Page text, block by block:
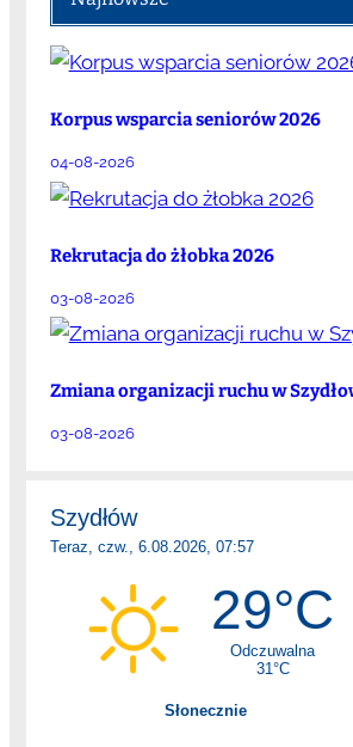
Korpus wsparcia seniorów 2026
04-08-2026
Rekrutacja do żłobka 2026
03-08-2026
Zmiana organizacji ruchu w
03-08-2026